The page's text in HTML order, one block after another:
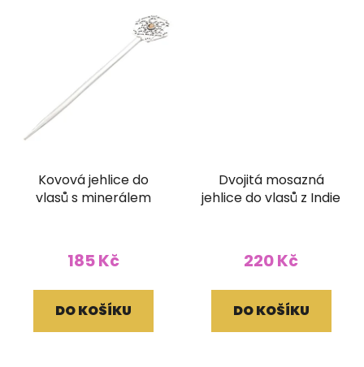
Kovová jehlice do
vlasů s minerálem
185 Kč
DO KOŠÍKU
Dvojitá mosazná
jehlice do vlasů z Indie
220 Kč
DO KOŠÍKU